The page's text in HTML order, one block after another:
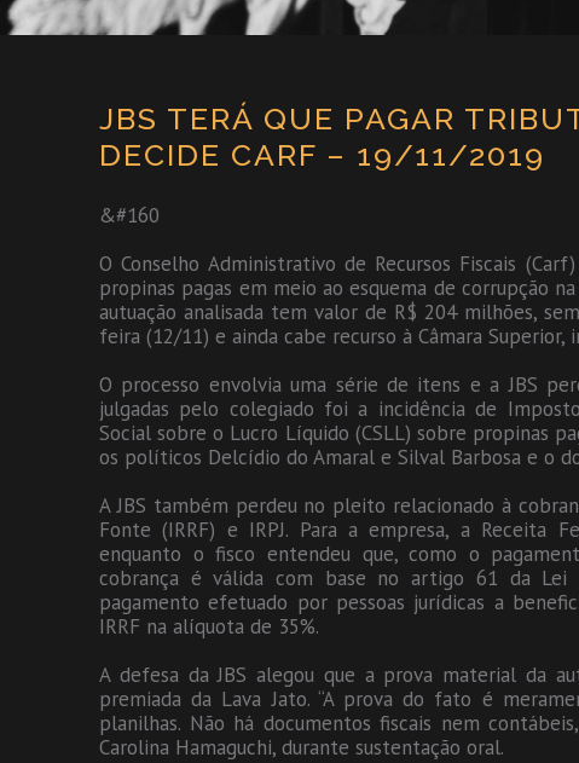
JBS TERÁ QUE PAGAR
DECIDE CARF – 19/11/2019
&#160
O Conselho Administrativo de Recursos Fiscais
propinas pagas em meio ao esquema de corrupção
autuação analisada tem valor de R$ 204 milhões,
feira (12/11) e ainda cabe recurso à Câmara Superior,
O processo envolvia uma série de itens e a JBS
julgadas pelo colegiado foi a incidência de
Social sobre o Lucro Líquido (CSLL) sobre propinas
os políticos Delcídio do Amaral e Silval Barbosa e o
A JBS também perdeu no pleito relacionado à
Fonte (IRRF) e IRPJ. Para a empresa, a Receita
enquanto o fisco entendeu que, como o
cobrança é válida com base no artigo 61 da Lei
pagamento efetuado por pessoas jurídicas a
IRRF na alíquota de 35%.
A defesa da JBS alegou que a prova material da
premiada da Lava Jato. “A prova do fato é
planilhas. Não há documentos fiscais nem
Carolina Hamaguchi, durante sustentação oral.